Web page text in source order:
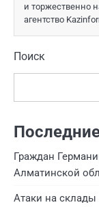
и торжественно
агентство
Поиск
Граждан
Алматинской
Атаки на склады